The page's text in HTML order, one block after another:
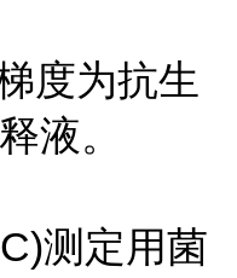
度为抗生
液。
测定用菌